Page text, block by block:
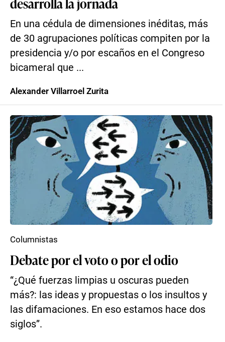
En una cédula de dimensiones inéditas, más
de 30 agrupaciones políticas compiten por la
presidencia y/o por escaños en el Congreso
bicameral que ...
Alexander Villarroel Zurita
Debate por el voto o por el odio
“¿Qué fuerzas limpias u oscuras pueden
más?: las ideas y propuestas o los insultos y
las difamaciones. En eso estamos hace dos
siglos”.
Columnistas